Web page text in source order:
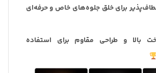
برای خلق جلوه‌های خاص و حرفه‌ای
بالا و طراحی مقاوم برای استفاده